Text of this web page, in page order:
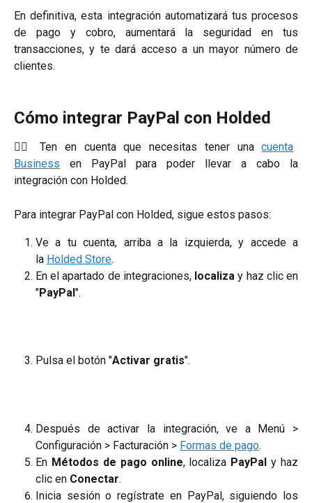
En definitiva, esta integración automatizará tus procesos
de pago y cobro, aumentará la seguridad en tus
transacciones, y te dará acceso a un mayor número de
clientes.
Cómo integrar PayPal con Holded
☝🏼 Ten en cuenta que necesitas tener unacuenta
Business en PayPal para poder llevar a cabo la
integración con Holded.
Para integrar PayPal con Holded, sigue estos pasos:
Ve a tu cuenta, arriba a la izquierda, y accede a
la Holded Store.
En el apartado de integraciones, localiza y haz clic en
"PayPal ".
Pulsa el botón "Activar gratis".
Después de activar la integración, ve a Menú >
Configuración > Facturación > Formas de pago.
En Métodos de pago online, localiza PayPal y haz
clic en Conectar.
Inicia sesión o regístrate en PayPal, siguiendo los